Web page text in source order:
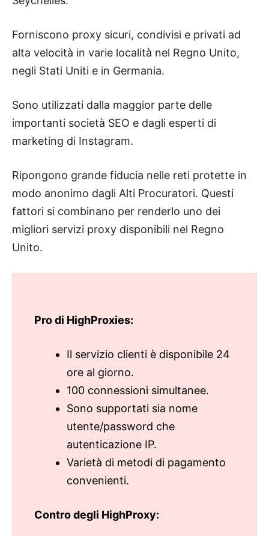
Forniscono proxy sicuri, condivisi e privati ​​ad
alta velocità in varie località nel Regno Unito,
negli Stati Uniti e in Germania.
Sono utilizzati dalla maggior parte delle
importanti società SEO e dagli esperti di
marketing di Instagram.
Ripongono grande fiducia nelle reti protette in
modo anonimo dagli Alti Procuratori. Questi
fattori si combinano per renderlo uno dei
migliori servizi proxy disponibili nel Regno
Unito.
Pro di HighProxies:
Il servizio clienti è disponibile 24
ore al giorno.
100 connessioni simultanee.
Sono supportati sia nome
utente/password che
autenticazione IP.
Varietà di metodi di pagamento
convenienti.
Contro degli HighProxy: